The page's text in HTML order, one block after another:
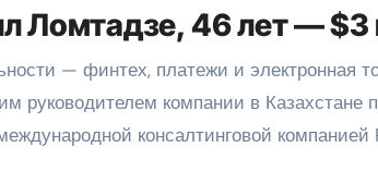
Ломтадзе, 46 лет —
— финтех, платежи и электронная
руководителем компании в
консалтинговой